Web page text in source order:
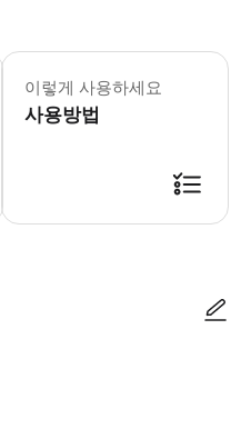
사진 촬영 세션을 예약하시면 세부 사
이렇게 사용하세요
사용방법